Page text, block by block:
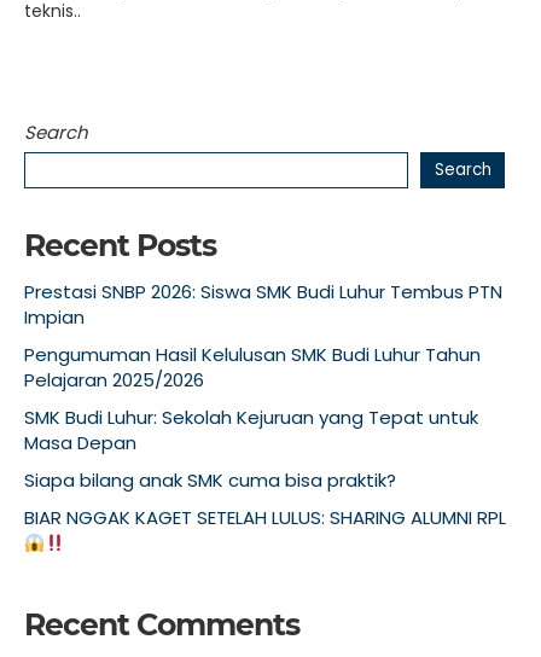
teknis..
Search
Search
Recent Posts
Prestasi SNBP 2026: Siswa SMK Budi Luhur Tembus PTN
Impian
Pengumuman Hasil Kelulusan SMK Budi Luhur Tahun
Pelajaran 2025/2026
SMK Budi Luhur: Sekolah Kejuruan yang Tepat untuk
Masa Depan
Siapa bilang anak SMK cuma bisa praktik?
BIAR NGGAK KAGET SETELAH LULUS: SHARING ALUMNI RPL
Recent Comments